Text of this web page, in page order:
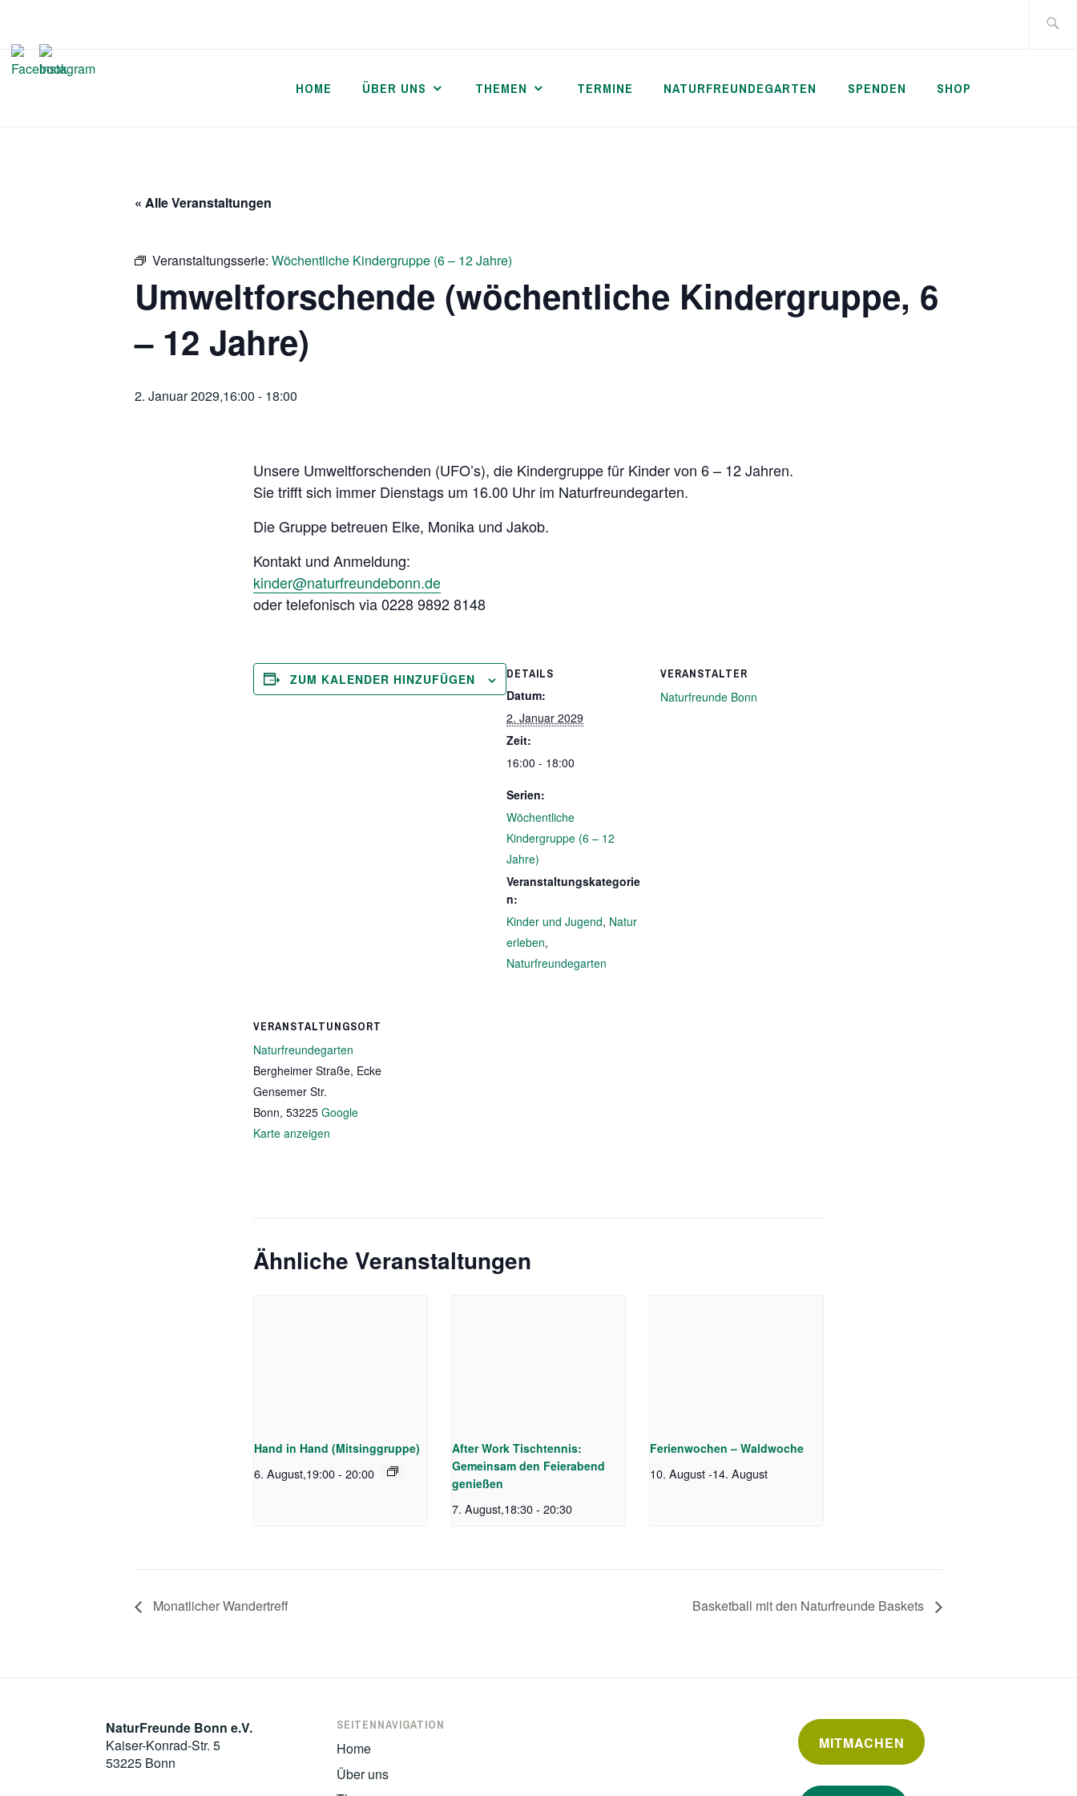
springen
nach:
HOME ÜBER UNS THEMEN TERMINE NATURFREUNDEGARTEN SPENDEN SHOP
« Alle Veranstaltungen
Veranstaltungsserie: Wöchentliche Kindergruppe (6 – 12 Jahre)
Umweltforschende (wöchentliche Kindergruppe, 6
– 12 Jahre)
2. Januar 2029,16:00 - 18:00
Unsere Umweltforschenden (UFO’s), die Kindergruppe für Kinder von 6 – 12 Jahren.
Sie trifft sich immer Dienstags um 16.00 Uhr im Naturfreundegarten.
Die Gruppe betreuen Elke, Monika und Jakob.
Kontakt und Anmeldung:
kinder@naturfreundebonn.de
oder telefonisch via 0228 9892 8148
ZUM KALENDER HINZUFÜGEN DETAILS
Datum:
2. Januar 2029
Zeit:
16:00 - 18:00
Serien:
Wöchentliche
Kindergruppe (6 – 12
Jahre)
Veranstaltungskategorie
n:
Kinder und Jugend, Natur
erleben,
Naturfreundegarten
VERANSTALTER
Naturfreunde Bonn
VERANSTALTUNGSORT
Naturfreundegarten
Bergheimer Straße, Ecke
Gensemer Str.
Bonn, 53225 Google
Karte anzeigen
Ähnliche Veranstaltungen
Hand in Hand (Mitsinggruppe)
6. August,19:00- 20:00
After Work Tischtennis:
Gemeinsam den Feierabend
genießen
7. August,18:30- 20:30
Ferienwochen – Waldwoche
10. August -14. August
Monatlicher Wandertreff Basketball mit den Naturfreunde Baskets
NaturFreunde Bonn e.V.
Kaiser-Konrad-Str. 5
53225 Bonn
SEITENNAVIGATION
Home
Über uns
MITMACHEN